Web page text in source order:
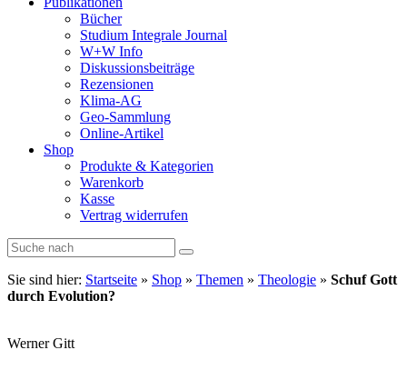
Bücher
Studium Integrale Journal
W+W Info
Diskussionsbeiträge
Rezensionen
Klima-AG
Geo-Sammlung
Online-Artikel
Shop
Produkte & Kategorien
Warenkorb
Kasse
Vertrag widerrufen
Sie sind hier: Startseite » Shop » Themen » Theologie » Schuf Gott
durch Evolution?
Werner Gitt